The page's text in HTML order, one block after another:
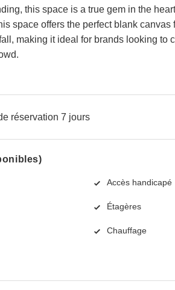
this space is a true gem in the
space offers the perfect blank canvas
making it ideal for brands looking to
réservation 7 jours
Accès handicapé
Étagères
Chauffage